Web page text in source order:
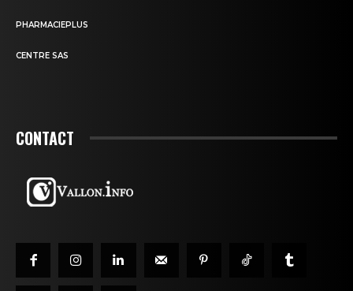
PHARMACIEPLUS
CENTRE SAS
CONTACT